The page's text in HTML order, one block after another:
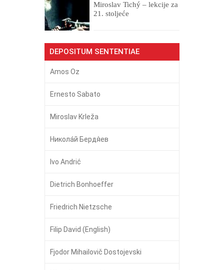
Miroslav Tichý – lekcije za
21. stoljeće
DEPOSITUM SENTENTIAE
Amos Oz
Ernesto Sabato
Miroslav Krleža
Никола́й Бердя́ев
Ivo Andrić
Dietrich Bonhoeffer
Friedrich Nietzsche
Filip David (English)
Fjodor Mihailovič Dostojevski